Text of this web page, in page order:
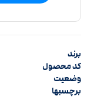
برند
کد محصول
وضعیت
برچسبها